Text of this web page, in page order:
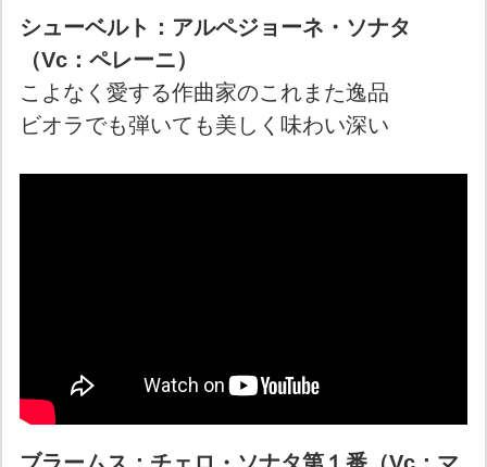
シューベルト：アルペジョーネ・ソナタ
（Vc：ペレーニ）
こよなく愛する作曲家のこれまた逸品
ビオラでも弾いても美しく味わい深い